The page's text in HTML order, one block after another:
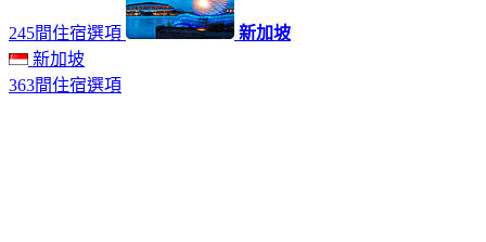
245間住宿選項
新加坡
新加坡
363間住宿選項